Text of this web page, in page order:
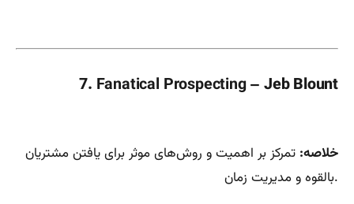
7. Fanatical Prospecting– Jeb Blount
خلاصه: تمرکز بر اهمیت و روش‌های موثر برای یافتن مشتریان
بالقوه و مدیریت زمان.